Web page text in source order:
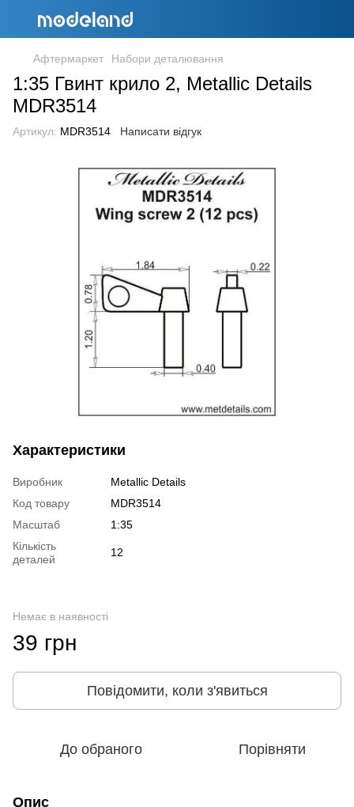
Афтермаркет Набори деталювання
1:35 Гвинт крило 2, Metallic Details
MDR3514
Артикул: MDR3514 Написати відгук
Характеристики
Виробник
Metallic Details
Код товару
MDR3514
Масштаб
1:35
Кількість
деталей
12
Немає в наявності
39 грн
Повідомити, коли з'явиться
До обраного Порівняти
Опис